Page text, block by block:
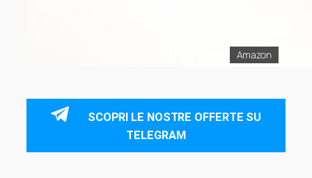
Amazon
SCOPRI LE NOSTRE OFFERTE SU
TELEGRAM